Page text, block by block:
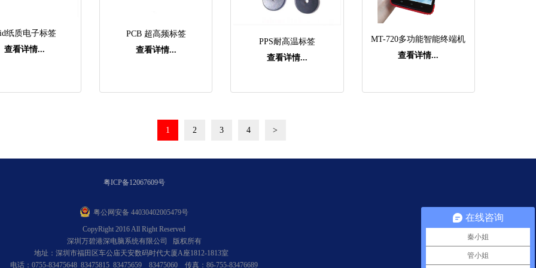
纸质电子标签
查看详情...
PCB 超高频标签
查看详情...
PPS耐高温标签
查看详情...
MT-720多功能智能终端机
查看详情...
1 2 3 4 >
粤ICP备12067609号
粤公网安备 44030402005479号
CopyRight 2016 All Right Reserved
深圳万碧港深电脑系统有限公司 版权所有
地址：深圳市福田区车公庙天安数码时代大厦A座1812-1813室
电话：0755-83475648 83475815 83475659 83475060 传真：86-755-83476689
在线咨询
秦小姐
管小姐